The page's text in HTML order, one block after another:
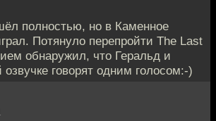
полностью, но в Каменное
Потянуло перепройти The Last
обнаружил, что Геральд и
говорят одним голосом:-)